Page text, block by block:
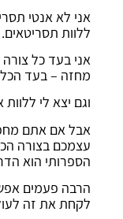
אני לא אנטי
ללוות תסריטאים.
אני בעד כל
מחזה – בעד
וגם יצא לי
אבל אם אתם
עצמכם בצורה
הספרותי הוא
הרבה פעמים
לקחת את זה